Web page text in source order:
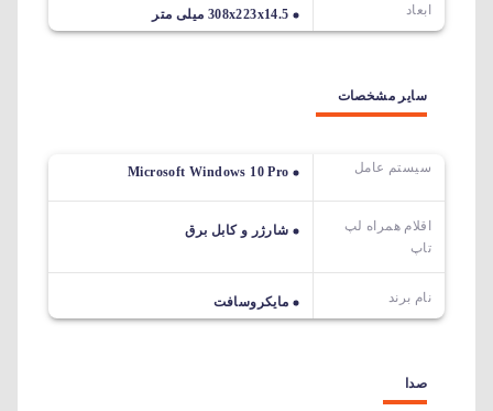
ابعاد 308x223x14.5 میلی متر
سایر مشخصات
سیستم عامل Microsoft Windows 10 Pro
اقلام همراه لپ
تاپ
شارژر و کابل برق
نام برند مایکروسافت
صدا